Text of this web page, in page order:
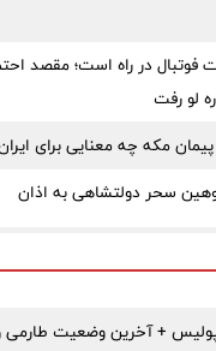
فوتبال در راه است؛ مقصد
مکه چه معنایی برای
سحر دولتشاهی به اذان
+ آخرین وضعیت طارمی